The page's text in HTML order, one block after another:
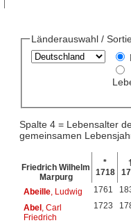
Länderauswahl /
Spalte 4 = Lebensalter
gemeinsamen
Friedrich Wilhelm
Marpurg
*
1718
Abeille, Ludwig 1761
Abel, Carl
Friedrich
1723